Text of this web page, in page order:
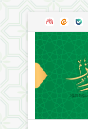
اینستاگرام
بله ایتا